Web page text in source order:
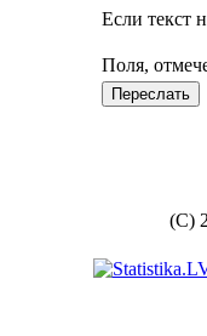
Если текст
Поля,
(C)